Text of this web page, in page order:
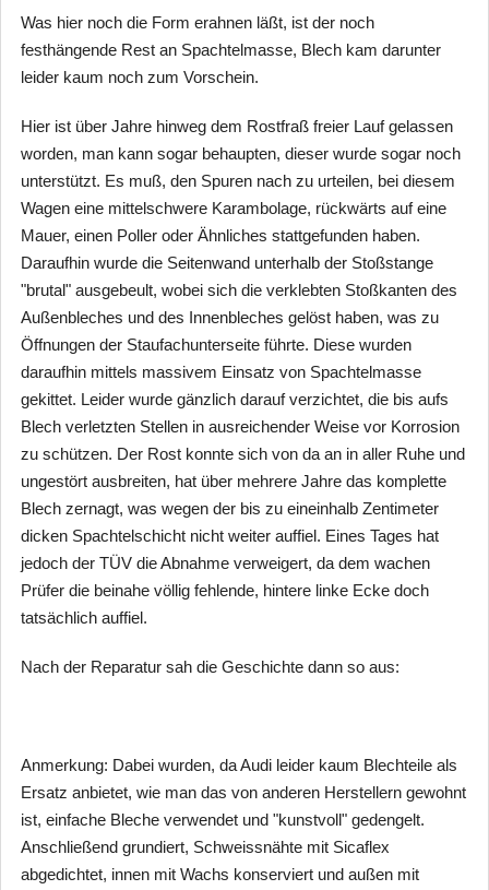
Was hier noch die Form erahnen läßt, ist der noch
festhängende Rest an Spachtelmasse, Blech kam darunter
leider kaum noch zum Vorschein.
Hier ist über Jahre hinweg dem Rostfraß freier Lauf gelassen
worden, man kann sogar behaupten, dieser wurde sogar noch
unterstützt. Es muß, den Spuren nach zu urteilen, bei diesem
Wagen eine mittelschwere Karambolage, rückwärts auf eine
Mauer, einen Poller oder Ähnliches stattgefunden haben.
Daraufhin wurde die Seitenwand unterhalb der Stoßstange
"brutal" ausgebeult, wobei sich die verklebten Stoßkanten des
Außenbleches und des Innenbleches gelöst haben, was zu
Öffnungen der Staufachunterseite führte. Diese wurden
daraufhin mittels massivem Einsatz von Spachtelmasse
gekittet. Leider wurde gänzlich darauf verzichtet, die bis aufs
Blech verletzten Stellen in ausreichender Weise vor Korrosion
zu schützen. Der Rost konnte sich von da an in aller Ruhe und
ungestört ausbreiten, hat über mehrere Jahre das komplette
Blech zernagt, was wegen der bis zu eineinhalb Zentimeter
dicken Spachtelschicht nicht weiter auffiel. Eines Tages hat
jedoch der TÜV die Abnahme verweigert, da dem wachen
Prüfer die beinahe völlig fehlende, hintere linke Ecke doch
tatsächlich auffiel.
Nach der Reparatur sah die Geschichte dann so aus:
Anmerkung: Dabei wurden, da Audi leider kaum Blechteile als
Ersatz anbietet, wie man das von anderen Herstellern gewohnt
ist, einfache Bleche verwendet und "kunstvoll" gedengelt.
Anschließend grundiert, Schweissnähte mit Sicaflex
abgedichtet, innen mit Wachs konserviert und außen mit